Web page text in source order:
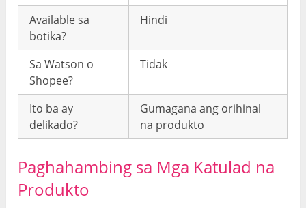
Available sa
botika?
Hindi
Sa Watson o
Shopee?
Tidak
Ito ba ay
delikado?
Gumagana ang orihinal
na produkto
Paghahambing sa Mga Katulad na
Produkto